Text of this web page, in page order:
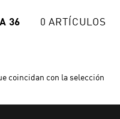
36 0 ARTÍCULOS
coincidan con la selección